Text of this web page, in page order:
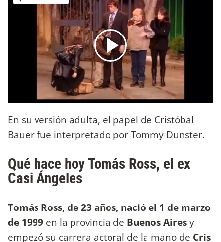
En su versión adulta, el papel de Cristóbal
Bauer fue interpretado por Tommy Dunster.
Qué hace hoy Tomás Ross, el ex
Casi Ángeles
Tomás Ross, de 23 años, nació el 1 de marzo
de 1999 en la provincia de Buenos Airesy
empezó su carrera actoral de la mano de Cris